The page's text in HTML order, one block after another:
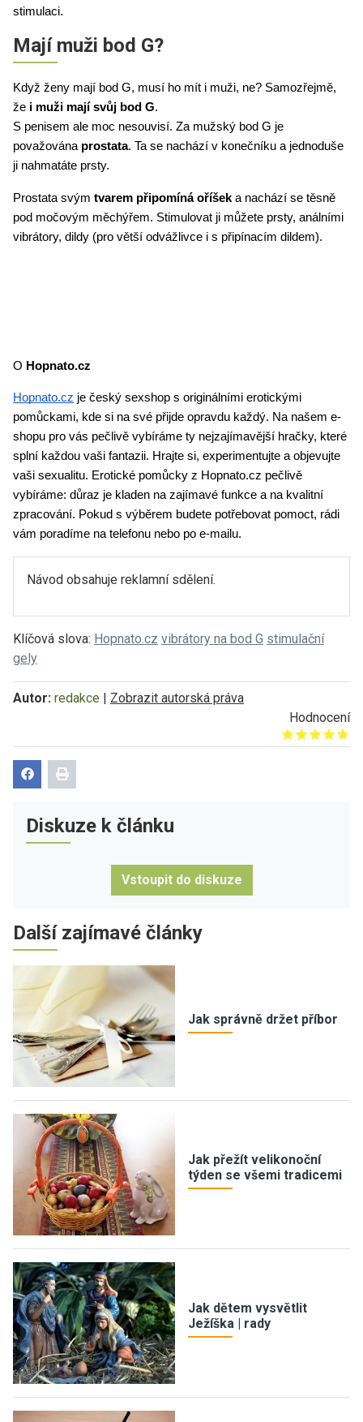
stimulaci.
Mají muži bod G?
Když ženy mají bod G, musí ho mít i muži, ne? Samozřejmě,
že i muži mají svůj bod G.
S penisem ale moc nesouvisí. Za mužský bod G je
považována prostata. Ta se nachází v konečníku a jednoduše
ji nahmatáte prsty.
Prostata svým tvarem připomíná oříšek a nachází se těsně
pod močovým měchýřem. Stimulovat ji můžete prsty, análními
vibrátory, dildy (pro větší odvážlivce i s připínacím dildem).
O Hopnato.cz
Hopnato.cz je český sexshop s originálními erotickými
pomůckami, kde si na své přijde opravdu každý. Na našem e-
shopu pro vás pečlivě vybíráme ty nejzajímavější hračky, které
splní každou vaši fantazii. Hrajte si, experimentujte a objevujte
vaši sexualitu. Erotické pomůcky z Hopnato.cz pečlivě
vybíráme: důraz je kladen na zajímavé funkce a na kvalitní
zpracování. Pokud s výběrem budete potřebovat pomoct, rádi
vám poradíme na telefonu nebo po e-mailu.
Návod obsahuje reklamní sdělení.
Klíčová slova: Hopnato.cz vibrátory na bod G stimulační
gely
Autor: redakce | Zobrazit autorská práva
Hodnocení
Give it 1/5
Give it 2/5
Give it 3/5
Give it 4/5
Give it 5/5
Diskuze k článku
Vstoupit do diskuze
Další zajímavé články
Jak správně držet příbor
Jak přežít velikonoční
týden se všemi tradicemi
Jak dětem vysvětlit
Ježíška | rady